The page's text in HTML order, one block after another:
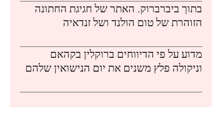
בתוך ביברברוק. האתר של חגיגת החתונה
הזוהרת של טום הולנד ושל זנדאיה
מדוע על פי הדיווחים ברוקלין בקהאם
וניקולה פלץ משנים את יום הנישואין שלהם